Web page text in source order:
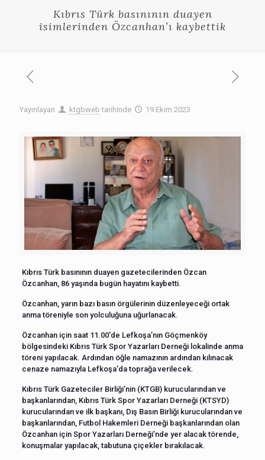
Kıbrıs Türk basınının duayen
isimlerinden Özcanhan’ı kaybettik
Yayınlayan ktgbweb tarihinde 19 Ekim 2023
Kıbrıs Türk basınının duayen gazetecilerinden Özcan
Özcanhan, 86 yaşında bugün hayatını kaybetti.
Özcanhan, yarın bazı basın örgülerinin düzenleyeceği ortak
anma töreniyle son yolculuğuna uğurlanacak.
Özcanhan için saat 11.00’de Lefkoşa’nın Göçmenköy
bölgesindeki Kıbrıs Türk Spor Yazarları Derneği lokalinde anma
töreni yapılacak. Ardından öğle namazının ardından kılınacak
cenaze namazıyla Lefkoşa’da toprağa verilecek.
Kıbrıs Türk Gazeteciler Birliği’nin (KTGB) kurucularından ve
başkanlarından, Kıbrıs Türk Spor Yazarları Derneği (KTSYD)
kurucularından ve ilk başkanı, Dış Basın Birliği kurucularından ve
başkanlarından, Futbol Hakemleri Derneği başkanlarından olan
Özcanhan için Spor Yazarları Derneği’nde yer alacak törende,
konuşmalar yapılacak, tabutuna çiçekler bırakılacak.